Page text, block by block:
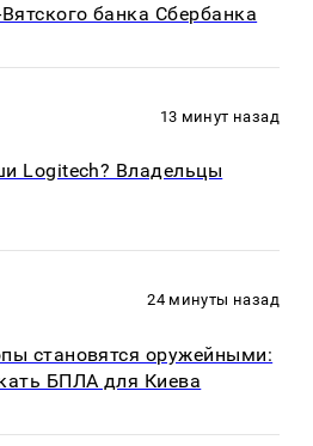
банка Сбербанка
13 минут назад
Logitech? Владельцы
24 минуты назад
становятся оружейными:
БПЛА для Киева